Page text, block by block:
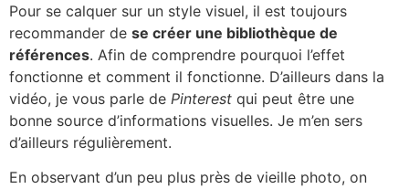
Pour se calquer sur un style visuel, il est toujours
recommander de se créer une bibliothèque de
références. Afin de comprendre pourquoi l’effet
fonctionne et comment il fonctionne. D’ailleurs dans la
vidéo, je vous parle de Pinterest qui peut être une
bonne source d’informations visuelles. Je m’en sers
d’ailleurs régulièrement.
En observant d’un peu plus près de vieille photo, on